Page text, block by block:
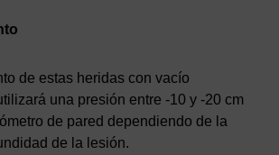
de estas heridas con vacío
una presión entre -10 y -20 cm
de pared dependiendo de la
de la lesión.